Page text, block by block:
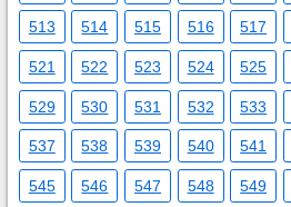
513 514 515 516 517
521 522 523 524 525
529 530 531 532 533
537 538 539 540 541
545 546 547 548 549